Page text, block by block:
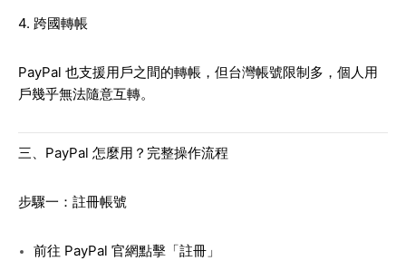
4. 跨國轉帳
PayPal 也支援用戶之間的轉帳，但台灣帳號限制多，個人用
戶幾乎無法隨意互轉。
三、PayPal 怎麼用？完整操作流程
步驟一：註冊帳號
前往 PayPal 官網點擊「註冊」